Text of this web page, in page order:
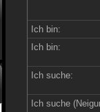
Ich bin:
Ich bin:
Ich suche:
Ich suche